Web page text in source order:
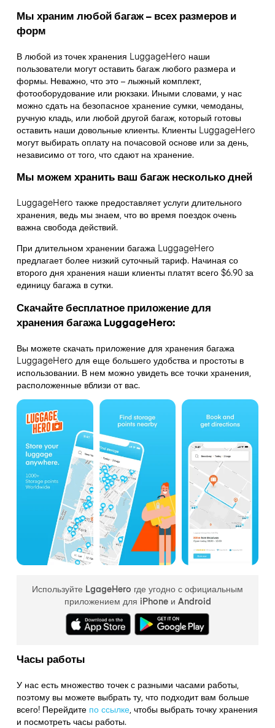
Мы храним любой багаж – всех размеров и
форм
В любой из точек хранения LuggageHero наши
пользователи могут оставить багаж любого размера и
формы. Неважно, что это – лыжный комплект,
фотооборудование или рюкзаки. Иными словами, у нас
можно сдать на безопасное хранение сумки, чемоданы,
ручную кладь, или любой другой багаж, который готовы
оставить наши довольные клиенты. Клиенты LuggageHero
могут выбирать оплату на почасовой основе или за день,
независимо от того, что сдают на хранение.
Мы можем хранить ваш багаж несколько дней
LuggageHero также предоставляет услуги длительного
хранения, ведь мы знаем, что во время поездок очень
важна свобода действий.
При длительном хранении багажа LuggageHero
предлагает более низкий суточный тариф. Начиная со
второго дня хранения наши клиенты платят всего $6.90 за
единицу багажа в сутки.
Скачайте бесплатное приложение для
хранения багажа LuggageHero:
Вы можете скачать приложение для хранения багажа
LuggageHero для еще большего удобства и простоты в
использовании. В нем можно увидеть все точки хранения,
расположенные вблизи от вас.
Используйте LgageHero где угодно с официальным
приложением для iPhone и Android
Часы работы
У нас есть множество точек с разными часами работы,
поэтому вы можете выбрать ту, что подходит вам больше
всего! Перейдите по ссылке, чтобы выбрать точку хранения
и посмотреть часы работы.